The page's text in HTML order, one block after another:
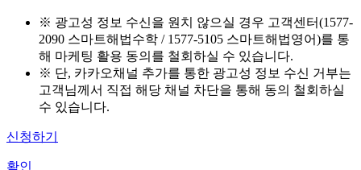
※ 광고성 정보 수신을 원치 않으실 경우 고객센터(1577-
2090 스마트해법수학 / 1577-5105 스마트해법영어)를 통
해 마케팅 활용 동의를 철회하실 수 있습니다.
※ 단, 카카오채널 추가를 통한 광고성 정보 수신 거부는
고객님께서 직접 해당 채널 차단을 통해 동의 철회하실
수 있습니다.
신청하기
확인